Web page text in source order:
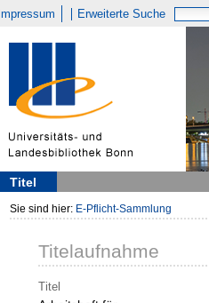
Impressum Erweiterte Suche
Titel
Sie sind hier: E-Pflicht-Sammlung
Titelaufnahme
Titel